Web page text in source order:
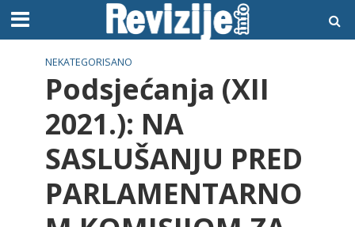
NEKATEGORISANO
Podsjećanja (XII
2021.): NA
SASLUŠANJU PRED
PARLAMENTARNO